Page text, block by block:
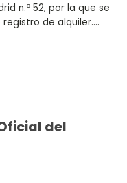
n.º 52, por la que se
de alquiler....
del